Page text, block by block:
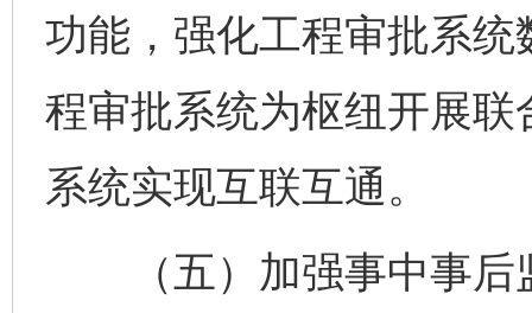
功能，强化工程审批系
程审批系统为枢纽开展
系统实现互联互通。
（五）加强事中事后